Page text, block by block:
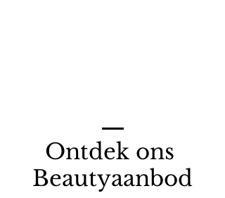
Ontdek ons
Beautyaanbod